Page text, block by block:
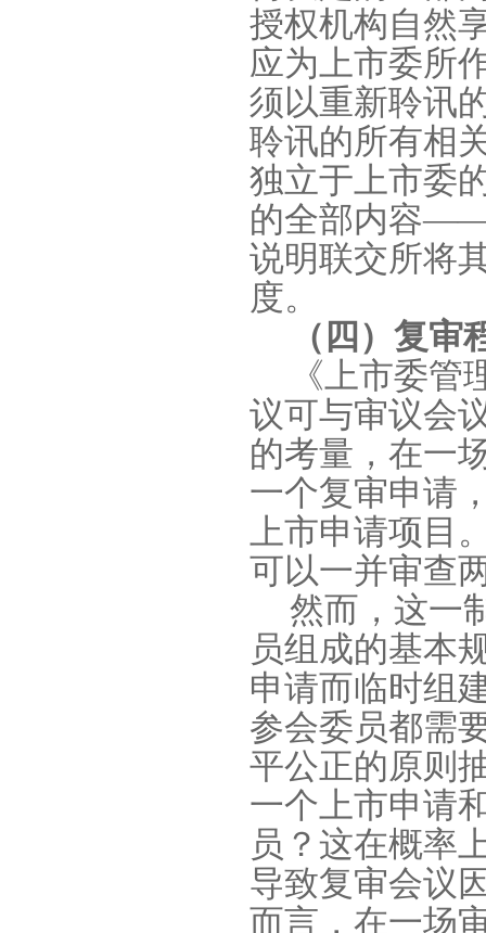
授权机构自然
应为上市委所
须以重新聆讯
聆讯的所有相
独立于上市委
的全部内容——
说明联交所将
度。
（四）复
《上市委
议可与审议会
的考量，在一
一个复审申请
上市申请项目
可以一并审查
然而，这一
员组成的基本
申请而临时组
参会委员都需
平公正的原则
一个上市申请
员？这在概率
导致复审会议
而言，在一场